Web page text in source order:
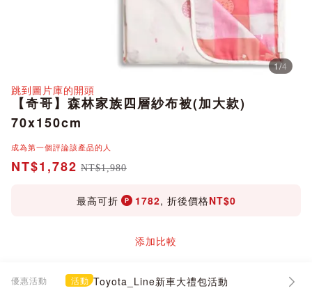
1/4
跳到圖片庫的開頭
【奇哥】森林家族四層紗布被(加大款)
70x150cm
成為第一個評論該產品的人
NT$1,782 NT$1,980
最高可折 1782, 折後價格NT$0
添加比較
優惠活動 活動 Toyota_Line新車大禮包活動